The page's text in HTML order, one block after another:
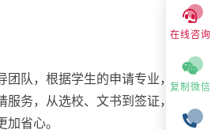
团队，根据学生的申请专业，提供
务，从选校、文书到签证，一站
加省心。
在线咨询
复制微信